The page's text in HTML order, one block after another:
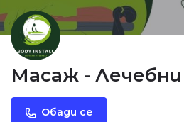
Масаж -
Обади се